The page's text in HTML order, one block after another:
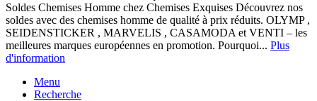
Soldes Chemises Homme chez Chemises Exquises Découvrez nos
soldes avec des chemises homme de qualité à prix réduits. OLYMP ,
SEIDENSTICKER , MARVELIS , CASAMODA et VENTI – les
meilleures marques européennes en promotion. Pourquoi... Plus
d'information
Menu
Recherche